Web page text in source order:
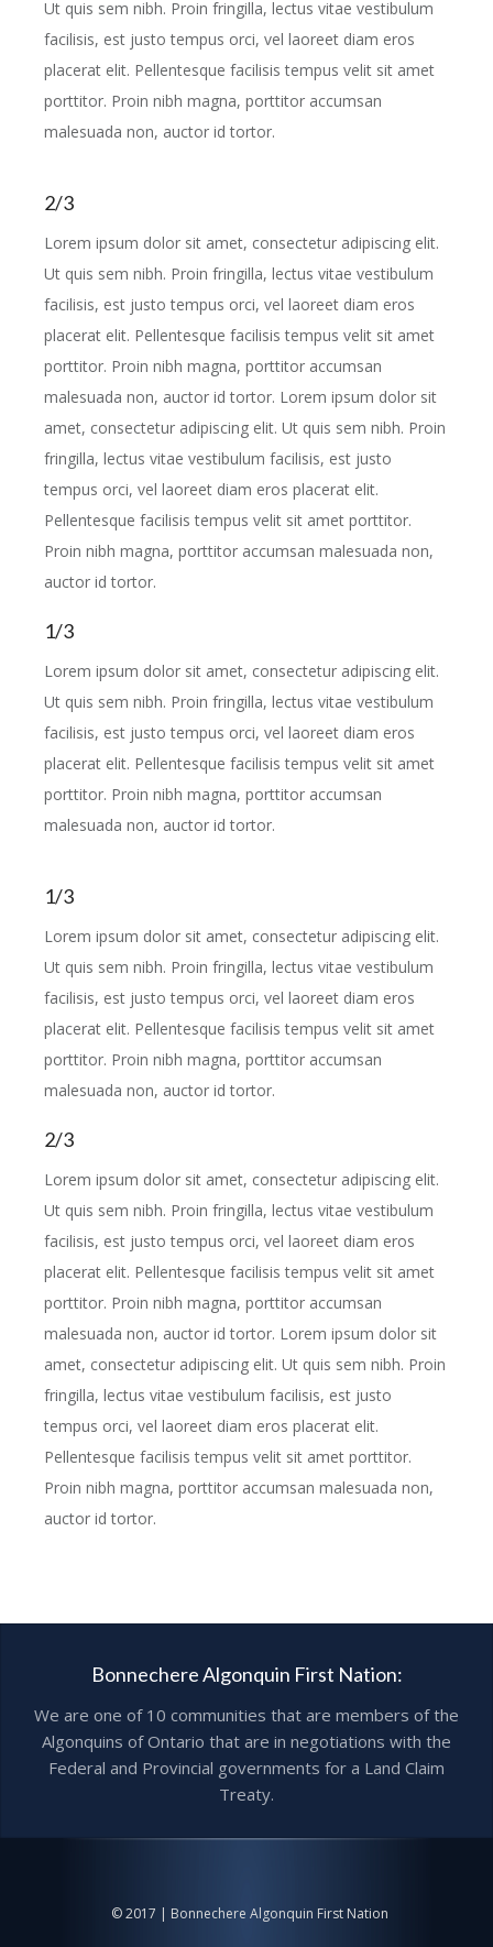
Ut quis sem nibh. Proin fringilla, lectus vitae vestibulum
facilisis, est justo tempus orci, vel laoreet diam eros
placerat elit. Pellentesque facilisis tempus velit sit amet
porttitor. Proin nibh magna, porttitor accumsan
malesuada non, auctor id tortor.
2/3
Lorem ipsum dolor sit amet, consectetur adipiscing elit.
Ut quis sem nibh. Proin fringilla, lectus vitae vestibulum
facilisis, est justo tempus orci, vel laoreet diam eros
placerat elit. Pellentesque facilisis tempus velit sit amet
porttitor. Proin nibh magna, porttitor accumsan
malesuada non, auctor id tortor. Lorem ipsum dolor sit
amet, consectetur adipiscing elit. Ut quis sem nibh. Proin
fringilla, lectus vitae vestibulum facilisis, est justo
tempus orci, vel laoreet diam eros placerat elit.
Pellentesque facilisis tempus velit sit amet porttitor.
Proin nibh magna, porttitor accumsan malesuada non,
auctor id tortor.
1/3
Lorem ipsum dolor sit amet, consectetur adipiscing elit.
Ut quis sem nibh. Proin fringilla, lectus vitae vestibulum
facilisis, est justo tempus orci, vel laoreet diam eros
placerat elit. Pellentesque facilisis tempus velit sit amet
porttitor. Proin nibh magna, porttitor accumsan
malesuada non, auctor id tortor.
1/3
Lorem ipsum dolor sit amet, consectetur adipiscing elit.
Ut quis sem nibh. Proin fringilla, lectus vitae vestibulum
facilisis, est justo tempus orci, vel laoreet diam eros
placerat elit. Pellentesque facilisis tempus velit sit amet
porttitor. Proin nibh magna, porttitor accumsan
malesuada non, auctor id tortor.
2/3
Lorem ipsum dolor sit amet, consectetur adipiscing elit.
Ut quis sem nibh. Proin fringilla, lectus vitae vestibulum
facilisis, est justo tempus orci, vel laoreet diam eros
placerat elit. Pellentesque facilisis tempus velit sit amet
porttitor. Proin nibh magna, porttitor accumsan
malesuada non, auctor id tortor. Lorem ipsum dolor sit
amet, consectetur adipiscing elit. Ut quis sem nibh. Proin
fringilla, lectus vitae vestibulum facilisis, est justo
tempus orci, vel laoreet diam eros placerat elit.
Pellentesque facilisis tempus velit sit amet porttitor.
Proin nibh magna, porttitor accumsan malesuada non,
auctor id tortor.
Bonnechere Algonquin First Nation:
We are one of 10 communities that are members of the
Algonquins of Ontario that are in negotiations with the
Federal and Provincial governments for a Land Claim
Treaty.
© 2017 | Bonnechere Algonquin First Nation